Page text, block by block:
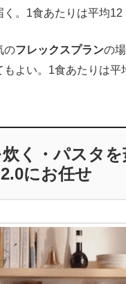
。1食あたりは平均12
のフレックスプランの
もよい。1食あたりは平
く・パスタ
にお任せ